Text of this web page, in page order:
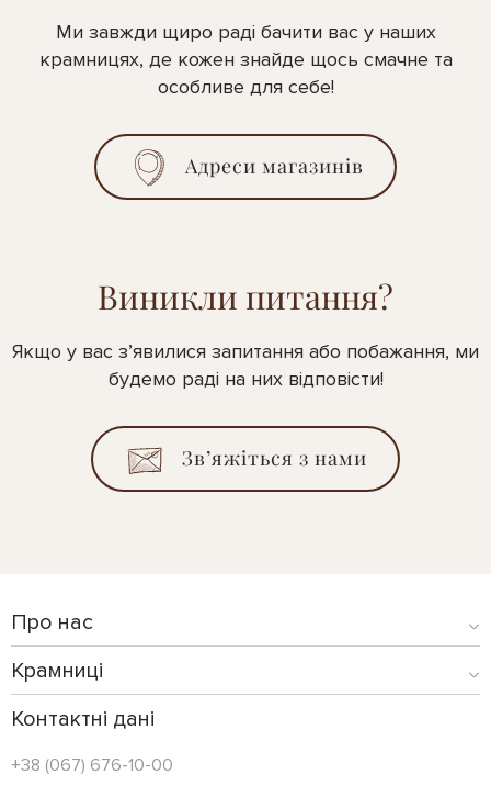
Ми завжди щиро раді бачити вас у наших
крамницях, де кожен знайде щось смачне та
особливе для себе!
Адреси магазинів
Виникли питання?
Якщо у вас з’явилися запитання або побажання, ми
будемо раді на них відповісти!
Зв’яжіться з нами
Про нас
Крамниці
Контактні дані
+38 (067) 676-10-00